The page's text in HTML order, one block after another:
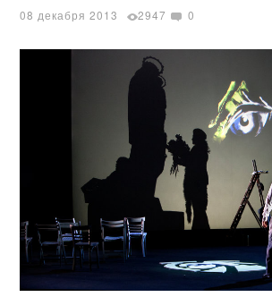
08 декабря 2013 2947 0